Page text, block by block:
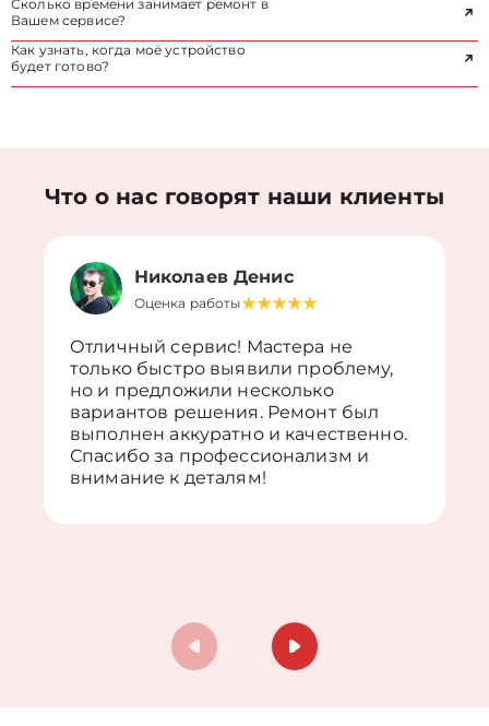
Сколько времени занимает ремонт в
Вашем сервисе?
Как узнать, когда моё устройство
будет готово?
Что о нас говорят наши клиенты
Николаев Денис
Оценка работы
Отличный сервис! Мастера не
только быстро выявили проблему,
но и предложили несколько
вариантов решения. Ремонт был
выполнен аккуратно и качественно.
Спасибо за профессионализм и
внимание к деталям!